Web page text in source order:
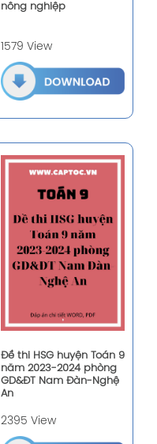
nông nghiệp
1579 View
Đề thi HSG huyện Toán 9
năm 2023-2024 phòng
GD&ĐT Nam Đàn-Nghệ
An
2395 View